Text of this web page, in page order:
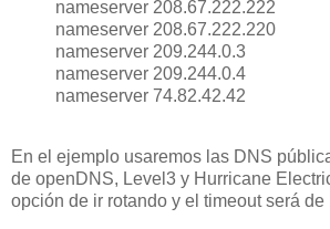
nameserver 208.67.222.222
nameserver 208.67.222.220
nameserver 209.244.0.3
nameserver 209.244.0.4
nameserver 74.82.42.42
En el ejemplo usaremos las DNS
de openDNS, Level3 y Hurricane
opción de ir rotando y el timeout será de